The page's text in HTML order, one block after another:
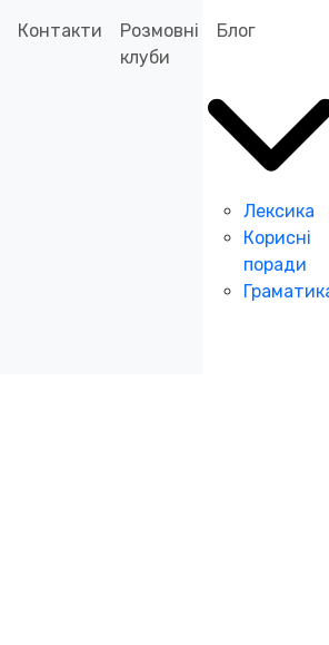
Контакти
Розмовні
клуби
Блог
Лексика
Корисні
поради